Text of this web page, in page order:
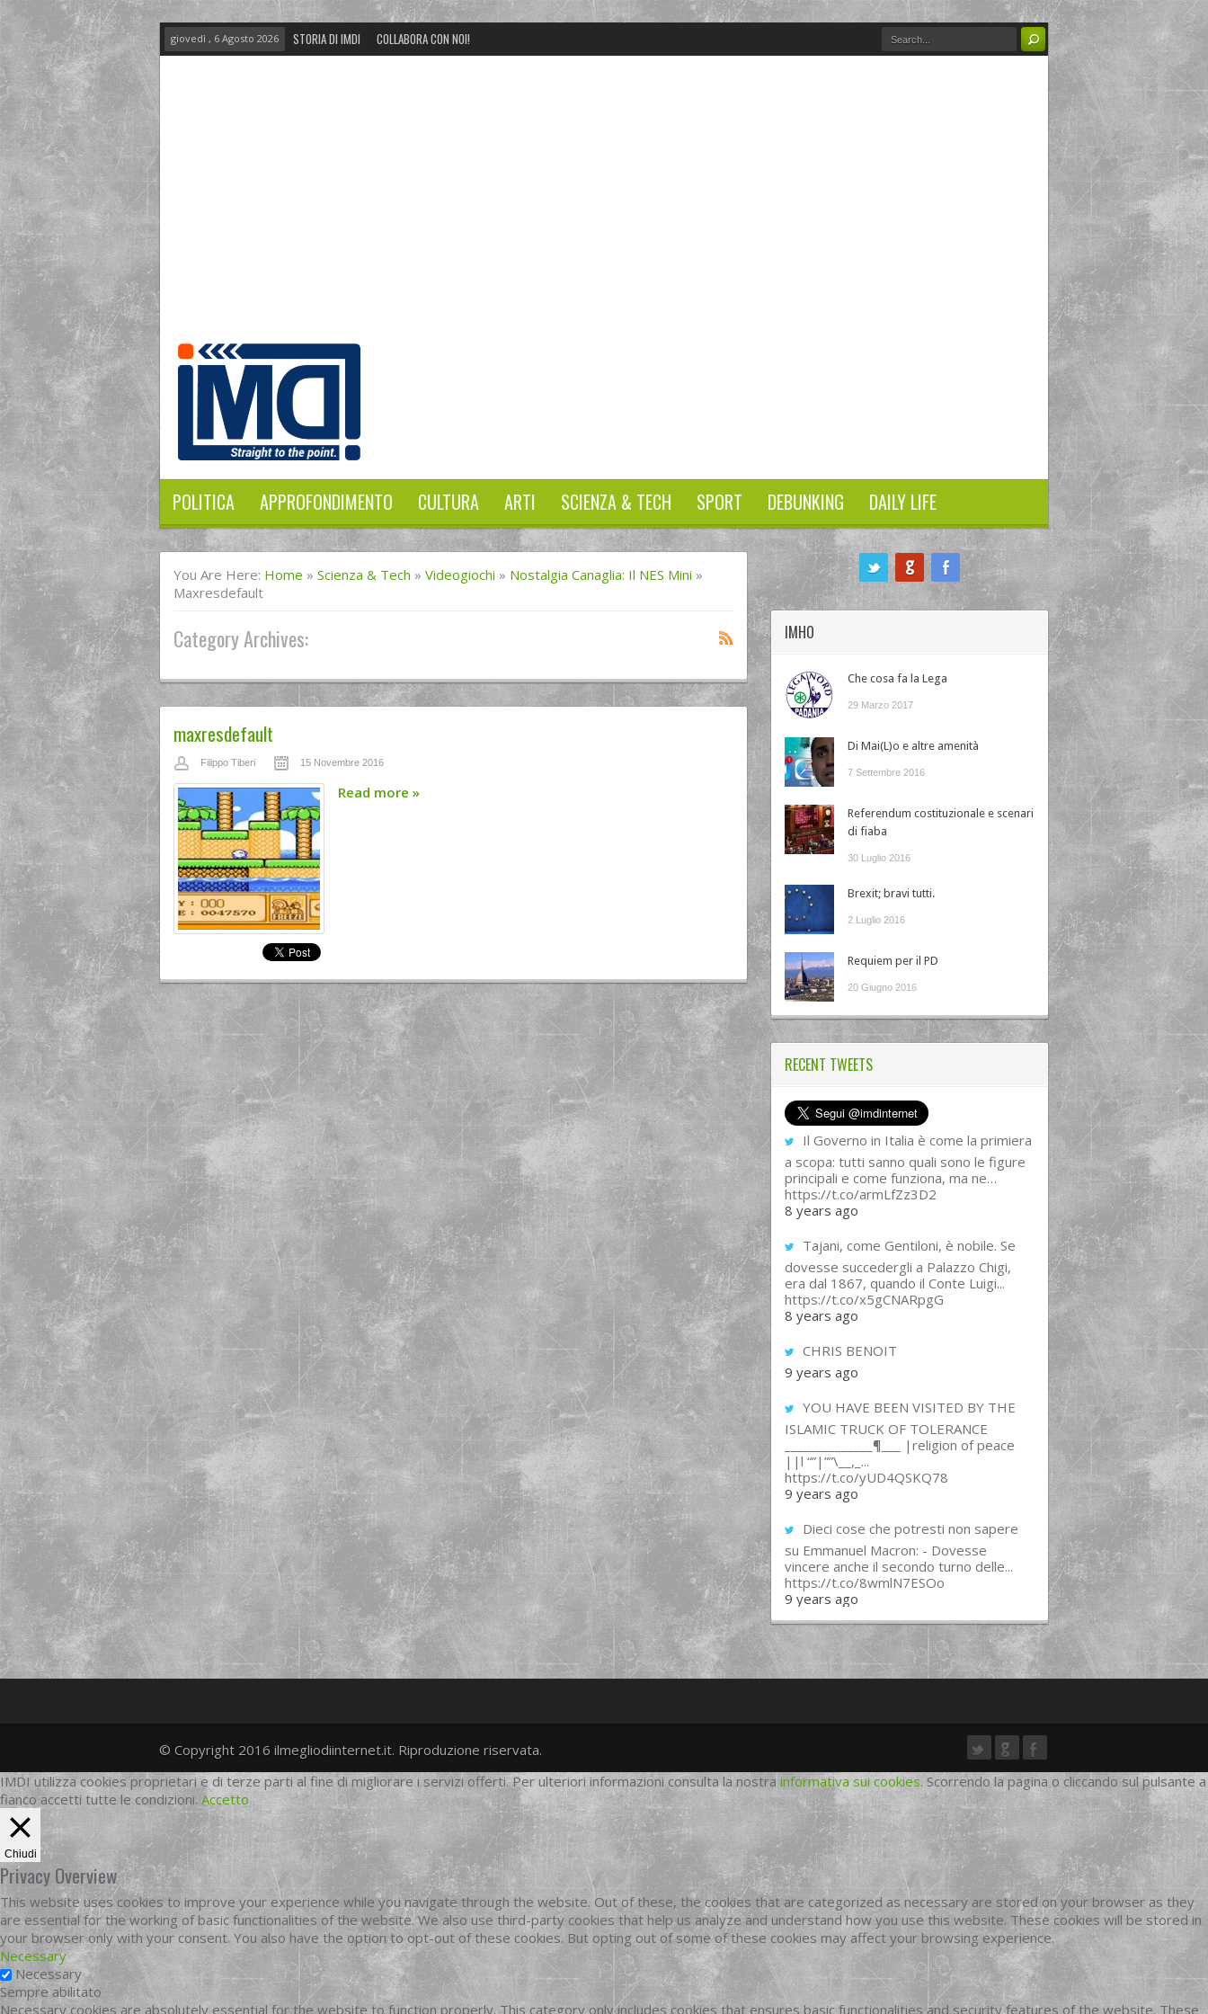
giovedì , 6 Agosto 2026 STORIA DI IMDI COLLABORA CON NOI!
POLITICA APPROFONDIMENTO CULTURA ARTI SCIENZA & TECH SPORT DEBUNKING DAILY LIFE
You Are Here: Home » Scienza & Tech » Videogiochi » Nostalgia Canaglia: Il NES Mini »
Maxresdefault
Category Archives:
maxresdefault
Filippo Tiberi 15 Novembre 2016
Read more »
IMHO
Che cosa fa la Lega
29 Marzo 2017
Di Mai(L)o e altre amenità
7 Settembre 2016
Referendum costituzionale e scenari
di fiaba
30 Luglio 2016
Brexit; bravi tutti.
2 Luglio 2016
Requiem per il PD
20 Giugno 2016
RECENT TWEETS
Il Governo in Italia è come la primiera
a scopa: tutti sanno quali sono le figure
principali e come funziona, ma ne…
https://t.co/armLfZz3D2
8 years ago
Tajani, come Gentiloni, è nobile. Se
dovesse succedergli a Palazzo Chigi,
era dal 1867, quando il Conte Luigi...
https://t.co/x5gCNARpgG
8 years ago
CHRIS BENOIT
9 years ago
YOU HAVE BEEN VISITED BY THE
ISLAMIC TRUCK OF TOLERANCE
______________¶___ |religion of peace
||l “”|””\__,_...
https://t.co/yUD4QSKQ78
9 years ago
Dieci cose che potresti non sapere
su Emmanuel Macron: - Dovesse
vincere anche il secondo turno delle...
https://t.co/8wmlN7ESOo
9 years ago
twittergoogleplus
facebook
© Copyright 2016 ilmegliodiinternet.it. Riproduzione riservata.
IMDI utilizza cookies proprietari e di terze parti al fine di migliorare i servizi offerti. Per ulteriori informazioni consulta la nostra informativa sui cookies. Scorrendo la pagina o cliccando sul pulsante a
fianco accetti tutte le condizioni. Accetto
Chiudi
Privacy Overview
This website uses cookies to improve your experience while you navigate through the website. Out of these, the cookies that are categorized as necessary are stored on your browser as they
are essential for the working of basic functionalities of the website. We also use third-party cookies that help us analyze and understand how you use this website. These cookies will be stored in
your browser only with your consent. You also have the option to opt-out of these cookies. But opting out of some of these cookies may affect your browsing experience.
Necessary
Necessary
Sempre abilitato
Necessary cookies are absolutely essential for the website to function properly. This category only includes cookies that ensures basic functionalities and security features of the website. These